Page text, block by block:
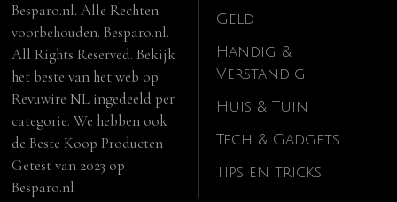
Besparo.nl. Alle Rechten
voorbehouden. Besparo.nl.
All Rights Reserved. Bekijk
het beste van het web op
Revuwire NL ingedeeld per
categorie. We hebben ook
deBeste Koop Producten
Getest van 2023 op
Besparo.nl
Geld
Handig &
Verstandig
Huis & Tuin
Tech & Gadgets
Tips en tricks